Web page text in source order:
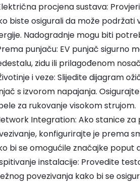
procjena sustava:
biste osigurali da može
Nadogradnje mogu biti
punjaču: EV punjač sigurno
zidu ili prilagođenom
i veze: Slijedite dijagram
s izvorom napajanja.
za rukovanje visokom strujom.
Integration: Ako stanice za
konfigurirajte je prema
bi se omogućile značajke poput
instalacije: Provedite
povezivanja kako bi se